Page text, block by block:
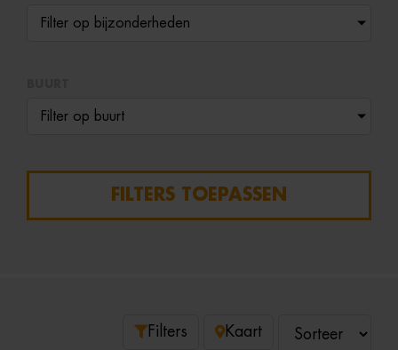
Filter op bijzonderheden
Filter op buurt
FILTERS TOEPASSEN
Filters Kaart